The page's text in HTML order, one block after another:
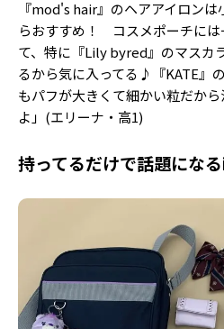
『mod's hair』のヘアアイロン
らおすすめ！ コスメポーチには
て、特に『Lily byred』のマスカ
るから気に入ってる♪『KATE』
もパフが大きくて細かい粒だか
よ」(エリーナ・高1)
持ってるだけで話題にな